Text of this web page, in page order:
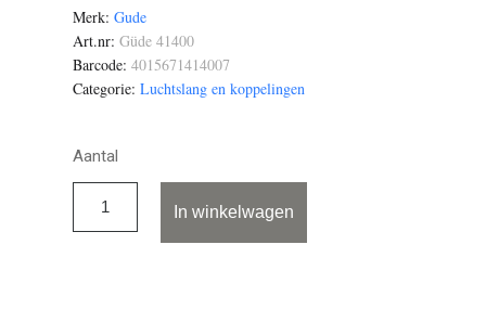
Merk Gude
Art.nr Güde 41400
Barcode 4015671414007
Categorie Luchtslang en koppelingen
Aantal
In winkelwagen